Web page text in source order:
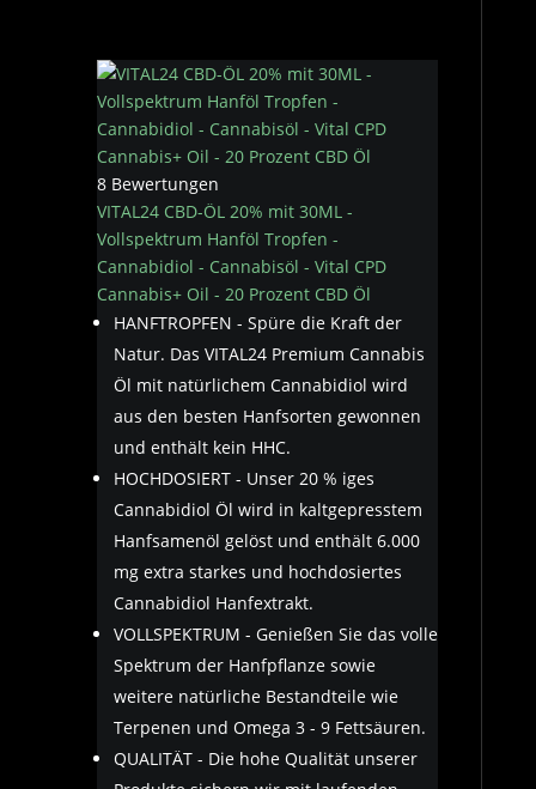
8 Bewertungen
VITAL24 CBD-ÖL 20% mit 30ML -
Vollspektrum Hanföl Tropfen -
Cannabidiol - Cannabisöl - Vital CPD
Cannabis+ Oil - 20 Prozent CBD Öl
HANFTROPFEN - Spüre die Kraft der
Natur. Das VITAL24 Premium Cannabis
Öl mit natürlichem Cannabidiol wird
aus den besten Hanfsorten gewonnen
und enthält kein HHC.
HOCHDOSIERT - Unser 20 % iges
Cannabidiol Öl wird in kaltgepresstem
Hanfsamenöl gelöst und enthält 6.000
mg extra starkes und hochdosiertes
Cannabidiol Hanfextrakt.
VOLLSPEKTRUM - Genießen Sie das volle
Spektrum der Hanfpflanze sowie
weitere natürliche Bestandteile wie
Terpenen und Omega 3 - 9 Fettsäuren.
QUALITÄT - Die hohe Qualität unserer